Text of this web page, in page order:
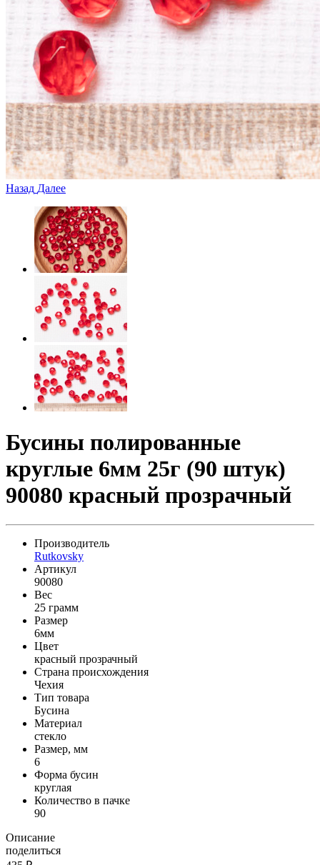
Назад Далее
Бусины полированные
круглые 6мм 25г (90 штук)
90080 красный прозрачный
Производитель
Rutkovsky
Артикул
90080
Вес
25 грамм
Размер
6мм
Цвет
красный прозрачный
Страна происхождения
Чехия
Тип товара
Бусина
Материал
стекло
Размер, мм
6
Форма бусин
круглая
Количество в пачке
90
Описание
поделиться